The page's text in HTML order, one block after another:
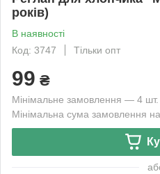
років)
В наявності
Код: 3747
Тільки опт
99 ₴
Мінімальне замовлення — 4 шт.
Мінімальна сума замовлення